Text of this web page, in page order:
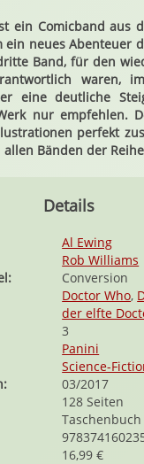
ein Comicband aus
ein neues Abenteuer
Band, für den
waren,
eine deutliche
nur empfehlen.
perfekt
Bänden der
Details
Al Ewing
Rob Williams
Conversion
Doctor Who,
der elfte
3
Panini
Science-
03/2017
128 Seiten
Taschenbuch
16,99 €